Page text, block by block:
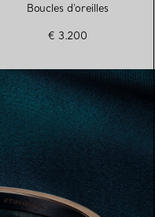
Boucles d'oreilles
€ 3.200